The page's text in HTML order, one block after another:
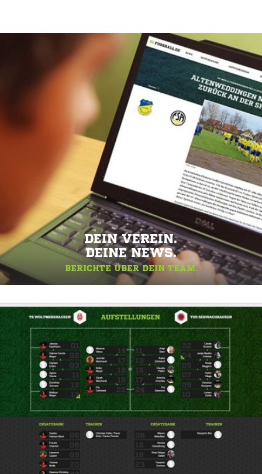
DEIN VEREIN.
DEINE NEWS.
BERICHTE ÜBER DEIN TEAM.